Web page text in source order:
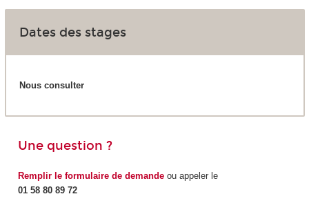
Dates des stages
Nous consulter
Une question ?
Remplir le formulaire de demandeou appeler le
01 58 80 89 72